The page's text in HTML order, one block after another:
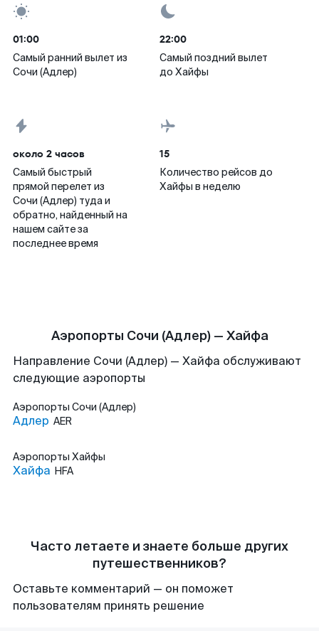
01:00
Самый ранний вылет из
Сочи (Адлер)
22:00
Самый поздний вылет
до Хайфы
около 2 часов
Самый быстрый
прямой перелет из
Сочи (Адлер) туда и
обратно, найденный на
нашем сайте за
последнее время
15
Количество рейсов до
Хайфы в неделю
Аэропорты Сочи (Адлер) — Хайфа
Направление Сочи (Адлер) — Хайфа обслуживают
следующие аэропорты
Аэропорты Сочи (Адлер)
Адлер AER
Аэропорты Хайфы
Хайфа HFA
Часто летаете и знаете больше других
путешественников?
Оставьте комментарий — он поможет
пользователям принять решение